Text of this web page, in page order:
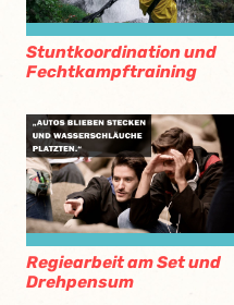
Stuntkoordination und
Fechtkampftraining
Regiearbeit am Set und
Drehpensum